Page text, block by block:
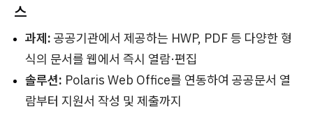
스
과제: 공공기관에서 제공하는 HWP, PDF 등 다양한 형
식의 문서를 웹에서 즉시 열람·편집
솔루션: Polaris Web Office를 연동하여 공공문서 열
람부터 지원서 작성 및 제출까지